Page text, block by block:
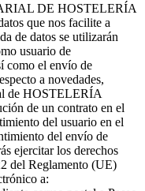
DE HOSTELERÍA
que nos facilite a
de datos se utilizarán
usuario de
el envío de
a novedades,
de HOSTELERÍA
de un contrato en el
del usuario en el
del envío de
ejercitar los derechos
del Reglamento (UE)
a: